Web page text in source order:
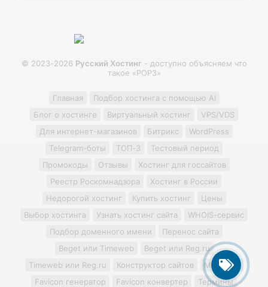
© 2023-2026 Русский Хостинг- доступно объясняем что
такое «POP3»
Главная
Подбор хостинга с помощью AI
Блог о хостинге
Виртуальный хостинг
VPS/VDS
Для интернет-магазинов
Битрикс
WordPress
Telegram-боты
ТОП-3
Тестовый период
Промокоды
Отзывы
Хостинг для госсайтов
Реестр Роскомнадзора
Хостинг в России
Недорогой хостинг
Купить хостинг
Цены
Выбор хостинга
Узнать хостинг сайта
WHOIS-сервис
Подбор доменного имени
Перенос сайта
Beget или Timeweb
Beget или Reg.ru
Timeweb или Reg.ru
Конструктор сайтов
Minecraft
Favicon генератор
Favicon конвертер Термины